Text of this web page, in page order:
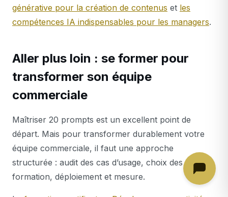
générative pour la création de contenus et les
compétences IA indispensables pour les managers.
Aller plus loin : se former pour
transformer son équipe
commerciale
Maîtriser 20 prompts est un excellent point de
départ. Mais pour transformer durablement votre
équipe commerciale, il faut une approche
structurée : audit des cas d’usage, choix des outils,
formation, déploiement et mesure.